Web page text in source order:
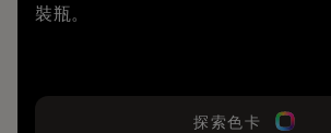
裝瓶。
探索色卡